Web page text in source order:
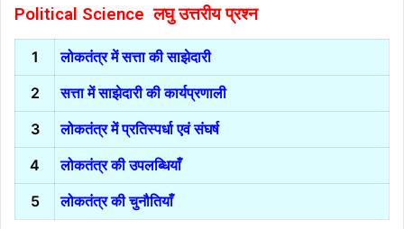
Political Scienceलघु उत्तरीय प्रश्न
1
लोकतंत्र में सत्ता की साझेदारी
2
सत्ता में साझेदारी की कार्यप्रणाली
3
लोकतंत्र में प्रतिस्पर्धा एवं संघर्ष
4
लोकतंत्र की उपलब्धियाँ
5
लोकतंत्र की चुनौतियाँ